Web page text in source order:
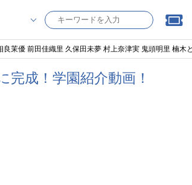
佳織里 久保田未夢 村上奈津実 鬼頭明里 楠木ともり 指出毬
成！学園紹介動画！